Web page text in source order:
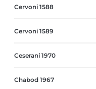
Cervoni 1588
Cervoni 1589
Ceserani 1970
Chabod 1967